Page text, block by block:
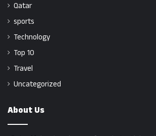
Qatar
sports
Technology
Top 10
Travel
Uncategorized
About Us